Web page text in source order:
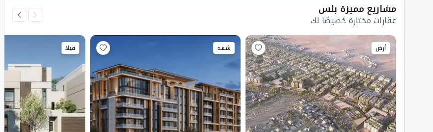
مشاريع مميزة بلس
عقارات مختارة خصيصًا لك
أرض شقة فيلا